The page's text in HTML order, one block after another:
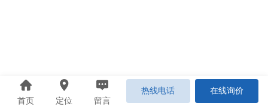
首页 定位 留言
热线电话 在线询价